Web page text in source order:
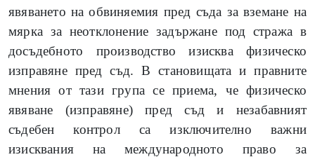
явяването на обвиняемия пред съда за вземане на
мярка за неотклонение задържане под стража в
досъдебното производство изисква физическо
изправяне пред съд. В становищата и правните
мнения от тази група се приема, че физическо
явяване (изправяне) пред съд и незабавният
съдебен контрол са изключително важни
изисквания на международното право за